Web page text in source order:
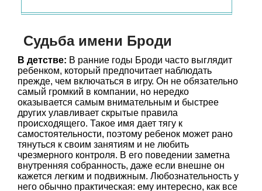
Судьба имени Броди
В детстве: В ранние годы Броди часто выглядит
ребенком, который предпочитает наблюдать
прежде, чем включаться в игру. Он не обязательно
самый громкий в компании, но нередко
оказывается самым внимательным и быстрее
других улавливает скрытые правила
происходящего. Такое имя дает тягу к
самостоятельности, поэтому ребенок может рано
тянуться к своим занятиям и не любить
чрезмерного контроля. В его поведении заметна
внутренняя собранность, даже если внешне он
кажется легким и подвижным. Любознательность у
него обычно практическая: ему интересно, как все